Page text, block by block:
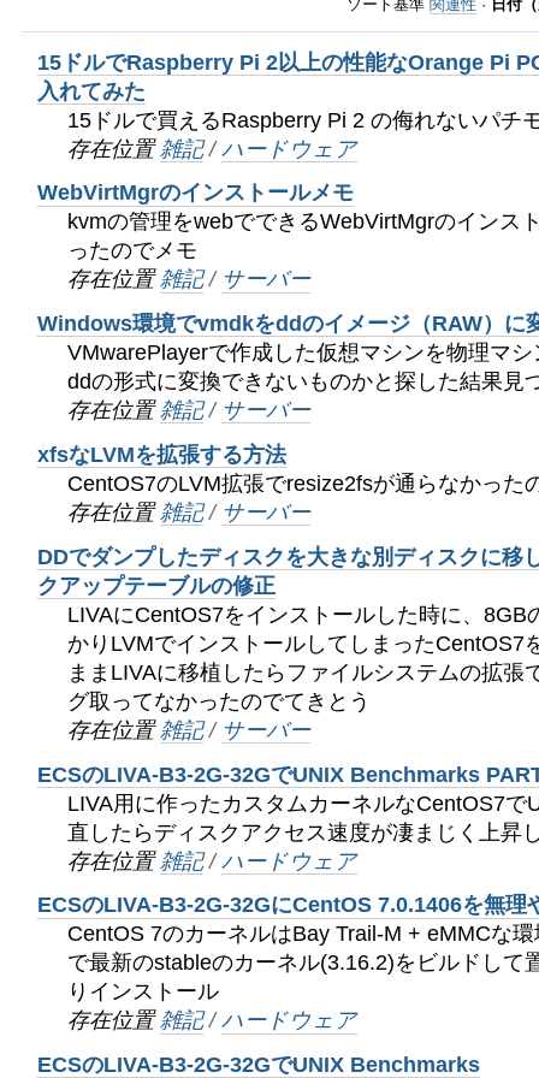
ー
シ
ン
ぶ
ソート基準 関連性 · 日付
15ドルでRaspberry Pi 2以上の性能なOrange Pi
入れてみた
15ドルで買えるRaspberry Pi 2 の侮れないパチ
存在位置 雑記 /ハードウェア
WebVirtMgrのインストールメモ
kvmの管理をwebでできるWebVirtMgrのインス
ったのでメモ
存在位置 雑記 / サーバー
Windows環境でvmdkをddのイメージ（RAW）に
VMwarePlayerで作成した仮想マシンを物理マ
ddの形式に変換できないものかと探した結果見
存在位置 雑記 / サーバー
xfsなLVMを拡張する方法
CentOS7のLVM拡張でresize2fsが通らなかった
存在位置 雑記 / サーバー
DDでダンプしたディスクを大きな別ディスクに移
クアップテーブルの修正
LIVAにCentOS7をインストールした時に、8GB
かりLVMでインストールしてしまったCentOS7
ままLIVAに移植したらファイルシステムの拡張
グ取ってなかったのでてきとう
存在位置 雑記 / サーバー
ECSのLIVA-B3-2G-32GでUNIX Benchmarks
LIVA用に作ったカスタムカーネルなCentOS7で
直したらディスクアクセス速度が凄まじく上昇
存在位置 雑記 /ハードウェア
ECSのLIVA-B3-2G-32GにCentOS 7.0.1406を無理
CentOS 7のカーネルはBay Trail-M + eMMCな
で最新のstableのカーネル(3.16.2)をビルドして
りインストール
存在位置 雑記 /ハードウェア
ECSのLIVA-B3-2G-32GでUNIX Benchmarks